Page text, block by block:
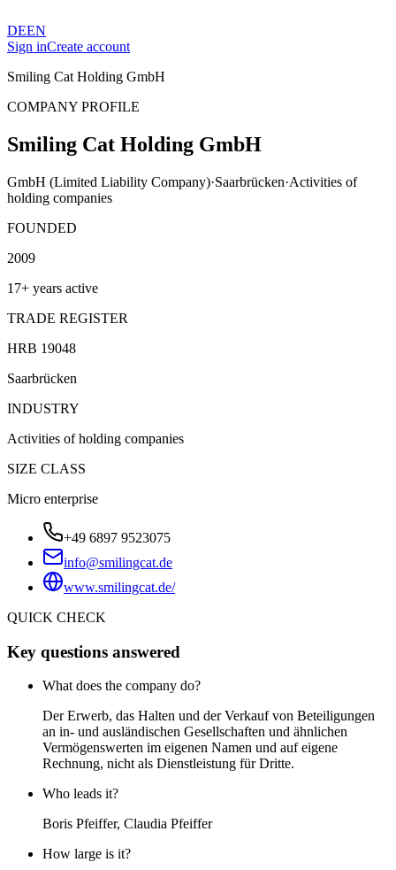
DEEN
Sign inCreate account
Smiling Cat Holding GmbH
COMPANY PROFILE
Smiling Cat Holding GmbH
GmbH (Limited Liability Company)·Saarbrücken·Activities of
holding companies
FOUNDED
2009
17+ years active
TRADE REGISTER
HRB 19048
Saarbrücken
INDUSTRY
Activities of holding companies
SIZE CLASS
Micro enterprise
+49 6897 9523075
info@smilingcat.de
www.smilingcat.de/
QUICK CHECK
Key questions answered
What does the company do?
Der Erwerb, das Halten und der Verkauf von Beteiligungen
an in- und ausländischen Gesellschaften und ähnlichen
Vermögenswerten im eigenen Namen und auf eigene
Rechnung, nicht als Dienstleistung für Dritte.
Who leads it?
Boris Pfeiffer, Claudia Pfeiffer
How large is it?